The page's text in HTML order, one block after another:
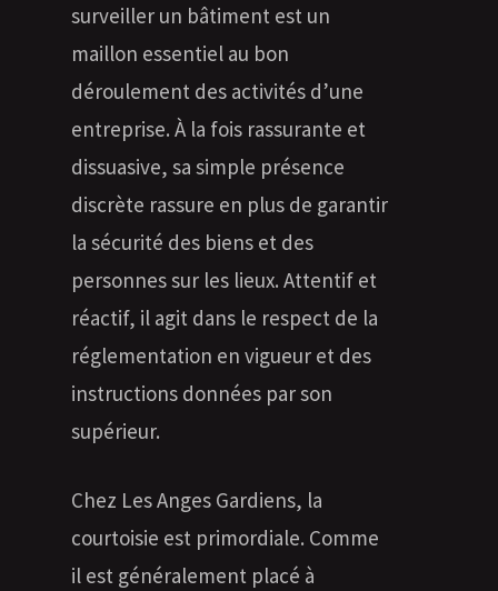
surveiller un bâtiment est un
maillon essentiel au bon
déroulement des activités d’une
entreprise. À la fois rassurante et
dissuasive, sa simple présence
discrète rassure en plus de garantir
la sécurité des biens et des
personnes sur les lieux. Attentif et
réactif, il agit dans le respect de la
réglementation en vigueur et des
instructions données par son
supérieur.
Chez Les Anges Gardiens, la
courtoisie est primordiale. Comme
il est généralement placé à